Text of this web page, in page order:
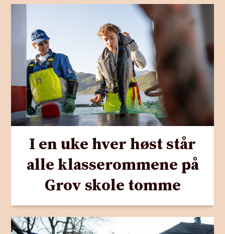
I en uke hver høst står
alle klasserommene på
Grov skole tomme